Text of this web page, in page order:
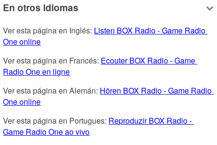
En otros idiomas
Ver esta página en Inglés: Listen BOX Radio - Game Radio
One online
Ver esta página en Francés: Ecouter BOX Radio - Game
Radio One en ligne
Ver esta página en Alemán: Hören BOX Radio - Game Radio
One online
Ver esta página en Portugues: Reproduzir BOX Radio -
Game Radio One ao vivo